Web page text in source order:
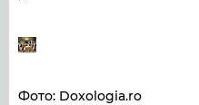
Фото: Doxologia.ro